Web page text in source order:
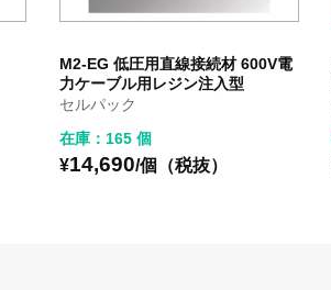
M2-EG 低圧用直線接続材 600V電
力ケーブル用レジン注入型
セルパック
在庫：165 個
¥14,690/個（税抜）